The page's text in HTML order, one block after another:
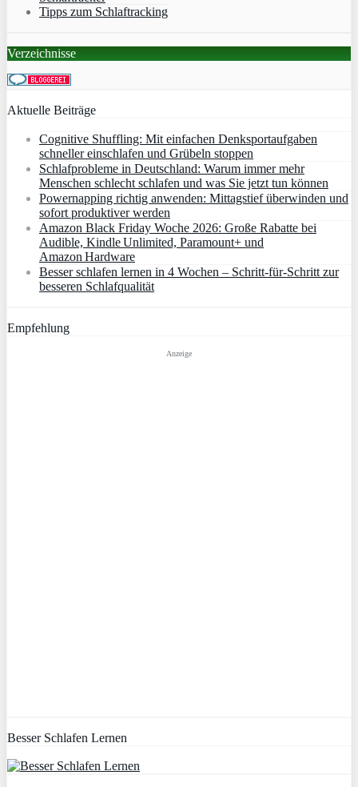
Tipps zum Schlaftracking
Verzeichnisse
Aktuelle Beiträge
Cognitive Shuffling: Mit einfachen Denksportaufgaben
schneller einschlafen und Grübeln stoppen
Schlafprobleme in Deutschland: Warum immer mehr
Menschen schlecht schlafen und was Sie jetzt tun können
Powernapping richtig anwenden: Mittagstief überwinden und
sofort produktiver werden
Amazon Black Friday Woche 2026: Große Rabatte bei
Audible, Kindle Unlimited, Paramount+ und
Amazon Hardware
Besser schlafen lernen in 4 Wochen – Schritt‑für‑Schritt zur
besseren Schlafqualität
Empfehlung
Anzeige
Besser Schlafen Lernen